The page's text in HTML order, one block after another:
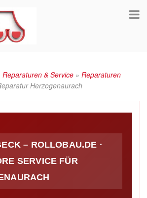
Reparaturen & Service » Reparaturen
Herzogenaurach
– ROLLOBAU.DE ·
SERVICE FÜR